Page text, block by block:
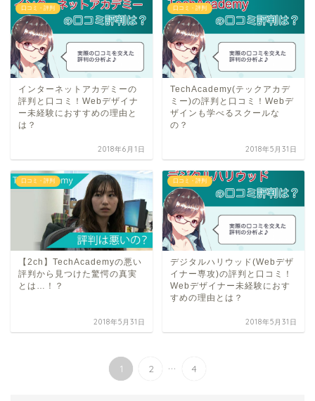
口コミ・評判
インターネットアカデミーの
評判と口コミ！Webデザイナ
ー未経験におすすめの理由と
は？
2018年6月1日
口コミ・評判
TechAcademy(テックアカデ
ミー)の評判と口コミ！Webデ
ザインも学べるスクールな
の？
2018年5月31日
口コミ・評判
【2ch】TechAcademyの悪い
評判から見つけた驚愕の真実
とは…！？
2018年5月31日
口コミ・評判
デジタルハリウッド(Webデザ
イナー専攻)の評判と口コミ！
Webデザイナー未経験におす
すめの理由とは？
2018年5月31日
1 2 ... 4